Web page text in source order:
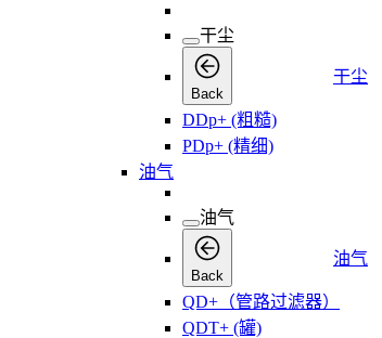
干尘
Back
干尘
DDp+ (粗糙)
PDp+ (精细)
油气
油气
Back
油气
QD+（管路过滤器）
QDT+ (罐)